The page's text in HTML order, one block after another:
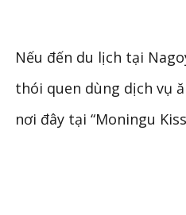
Nếu đến du lịch tại
thói quen dùng dịch vụ
nơi đây tại “Moningu